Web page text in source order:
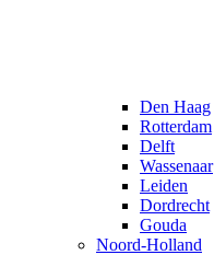
Den Haag
Rotterdam
Delft
Wassenaar
Leiden
Dordrecht
Gouda
Noord-Holland